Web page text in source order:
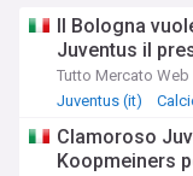
Il Bologna
Juventus il
Tutto Mercato Web
Juventus (it)
Clamoroso
Koopmeiners